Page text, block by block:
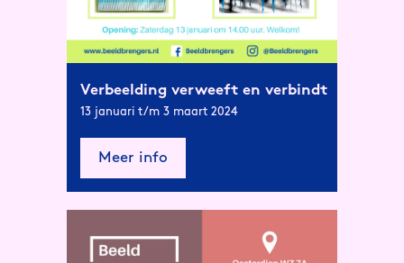
Verbeelding verweeft en verbindt
13 januari t/m 3 maart 2024
Meer info